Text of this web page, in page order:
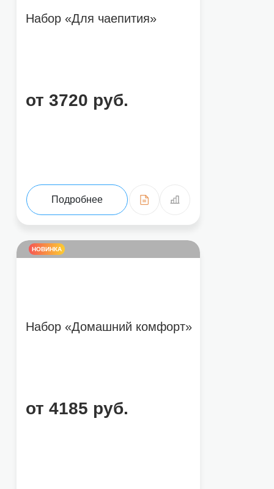
Набор «Для чаепития»
от 3720 руб.
Подробнее
НОВИНКА
Набор «Домашний комфорт»
от 4185 руб.